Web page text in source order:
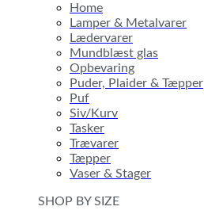
Home
Lamper & Metalvarer
Lædervarer
Mundblæst glas
Opbevaring
Puder, Plaider & Tæpper
Puf
Siv/Kurv
Tasker
Trævarer
Tæpper
Vaser & Stager
SHOP BY SIZE